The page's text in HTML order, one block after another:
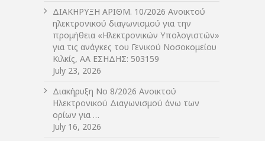
ΔIΑΚΗΡΥΞΗ ΑΡIΘΜ. 10/2026 Ανοικτού
ηλεκτρονικού διαγωνισμού για την
προμήθεια «Ηλεκτρονικών Υπολογιστών»
για τις ανάγκες του Γενικού Νοσοκομείου
Κιλκίς, ΑΑ ΕΣΗΔΗΣ: 503159
July 23, 2026
Διακήρυξη Νο 8/2026 Ανοικτού
Ηλεκτρονικού Διαγωνισμού άνω των
ορίων για …
July 16, 2026